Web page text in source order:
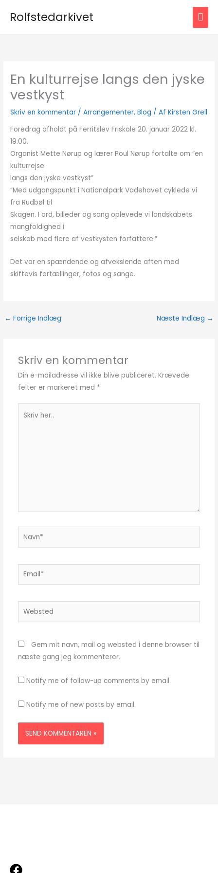
Rolfstedarkivet
En kulturrejse langs den jyske
vestkyst
Skriv en kommentar /Arrangementer,Blog / AfKirsten Grell
Foredrag afholdt på Ferritslev Friskole 20. januar 2022 kl.
19.00.
Organist Mette Nørup og lærer Poul Nørup fortalte om “en
kulturrejse
langs den jyske vestkyst”
“Med udgangspunkt i Nationalpark Vadehavet cyklede vi
fra Rudbøl til
Skagen. I ord, billeder og sang oplevede vi landskabets
mangfoldighed i
selskab med flere af vestkysten forfattere.”
Det var en spændende og afvekslende aften med
skiftevis fortællinger, fotos og sange.
← Forrige Indlæg Næste Indlæg →
Skriv en kommentar
Din e-mailadresse vil ikke blive publiceret. Krævede
felter er markeret med *
Navn*
Email*
Websted
Gem mit navn, mail og websted i denne browser til
næste gang jeg kommenterer.
Notify me of follow-up comments by email.
Notify me of new posts by email.